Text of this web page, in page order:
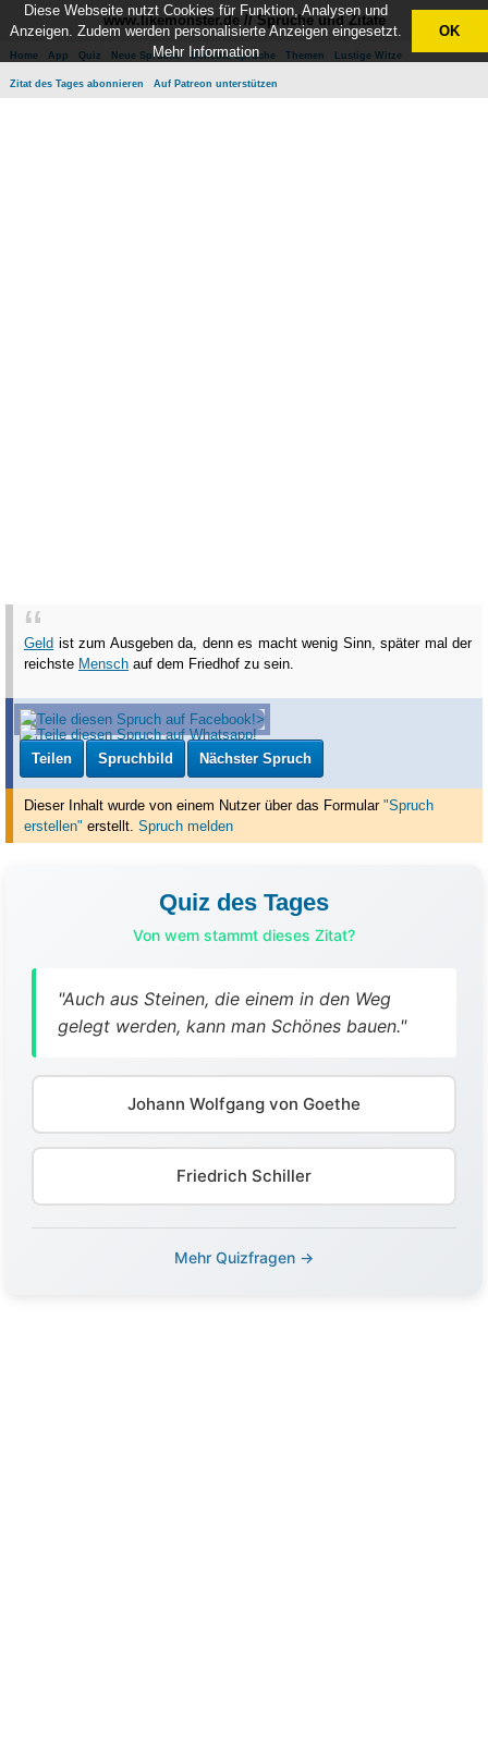
www.likemonster.de // Sprüche und Zitate
Home App Quiz Neue Sprüche Beliebte Sprüche Themen Lustige Witze
Zitat des Tages abonnieren Auf Patreon unterstützen
Geld ist zum Ausgeben da, denn es macht wenig Sinn, später mal der
reichste Mensch auf dem Friedhof zu sein.
Teilen Spruchbild Nächster Spruch
Dieser Inhalt wurde von einem Nutzer über das Formular "Spruch
erstellen" erstellt. Spruch melden
Quiz des Tages
Von wem stammt dieses Zitat?
"Auch aus Steinen, die einem in den Weg
gelegt werden, kann man Schönes bauen."
Johann Wolfgang von Goethe
Friedrich Schiller
Mehr Quizfragen →
Diese Webseite nutzt Cookies für Funktion, Analysen und
Anzeigen. Zudem werden personalisierte Anzeigen eingesetzt.
Mehr Information
OK